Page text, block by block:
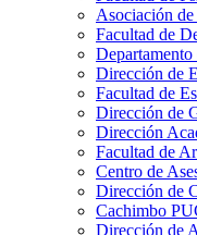
Asociación
Facultad de
Dirección de
Facultad de
Dirección de
Dirección
Facultad de
Centro de
Dirección de
Cachimbo
Dirección de